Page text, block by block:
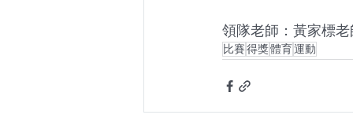
領隊老師：黃家標
比賽得獎體育運動